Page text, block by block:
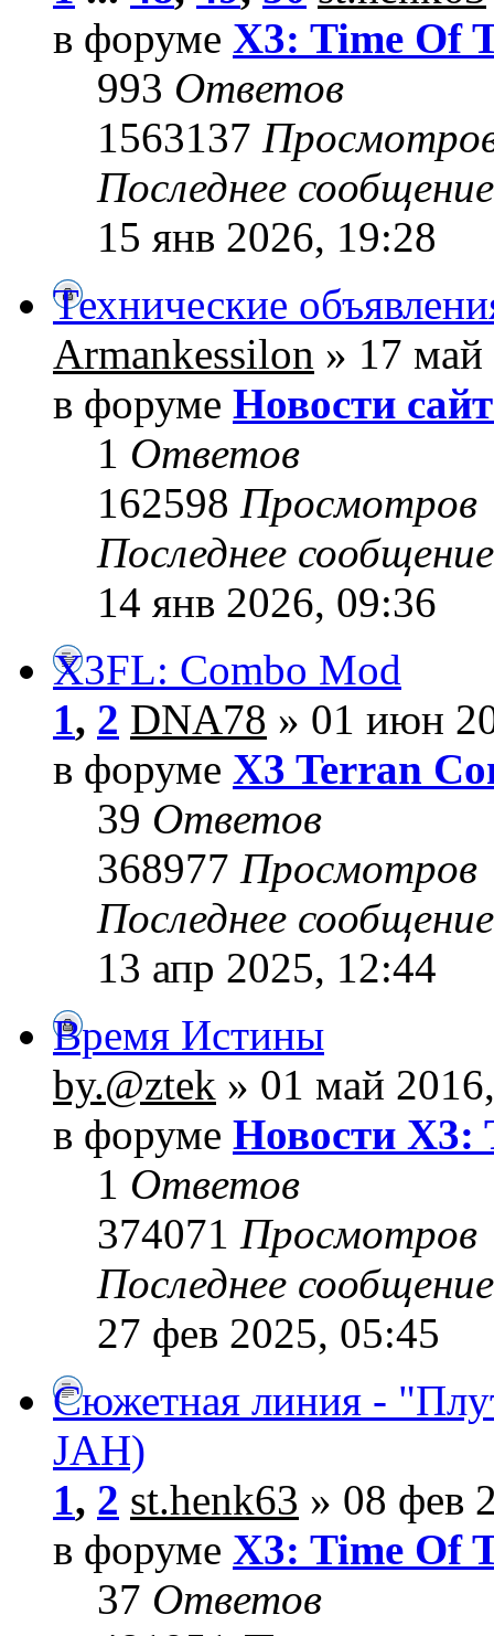
в форуме X3: Time Of
993 Ответов
1563137
Последнее
15 янв 2026, 19:28
Технические
Armankessilon » 17
в форуме Новости
1 Ответов
162598 Просмотров
Последнее
14 янв 2026, 09:36
X3FL: Combo Mod
1, 2 DNA78 » 01 июн
в форуме X3 Terran
39 Ответов
368977 Просмотров
Последнее
13 апр 2025, 12:44
Время Истины
by.@ztek » 01 май
в форуме Новости X3:
1 Ответов
374071 Просмотров
Последнее
27 фев 2025, 05:45
Сюжетная линия -
JAH)
1, 2 st.henk63 » 08 фев
в форуме X3: Time Of
37 Ответов